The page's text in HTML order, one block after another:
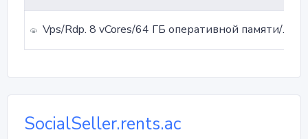
Vps/Rdp. 8 vCores/64 ГБ оперативной памяти/350 ГБ хранилища Raid1 NVMe/скорость uplink 1 Гбит
SocialSeller.rents.ac